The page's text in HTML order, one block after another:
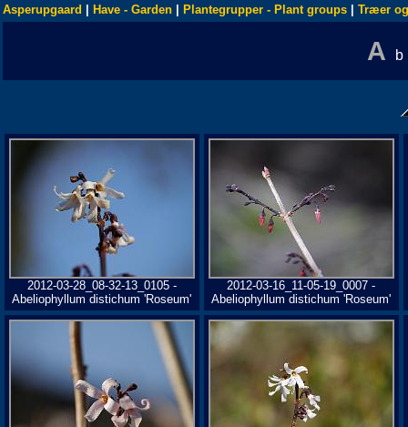
Asperupgaard Have - Garden Plantegrupper - Plant groups Træer
A
2012-03-28_08-32-13_0105 -
Abeliophyllum distichum 'Roseum'
2012-03-16_11-05-19_0007 -
Abeliophyllum distichum 'Roseum'